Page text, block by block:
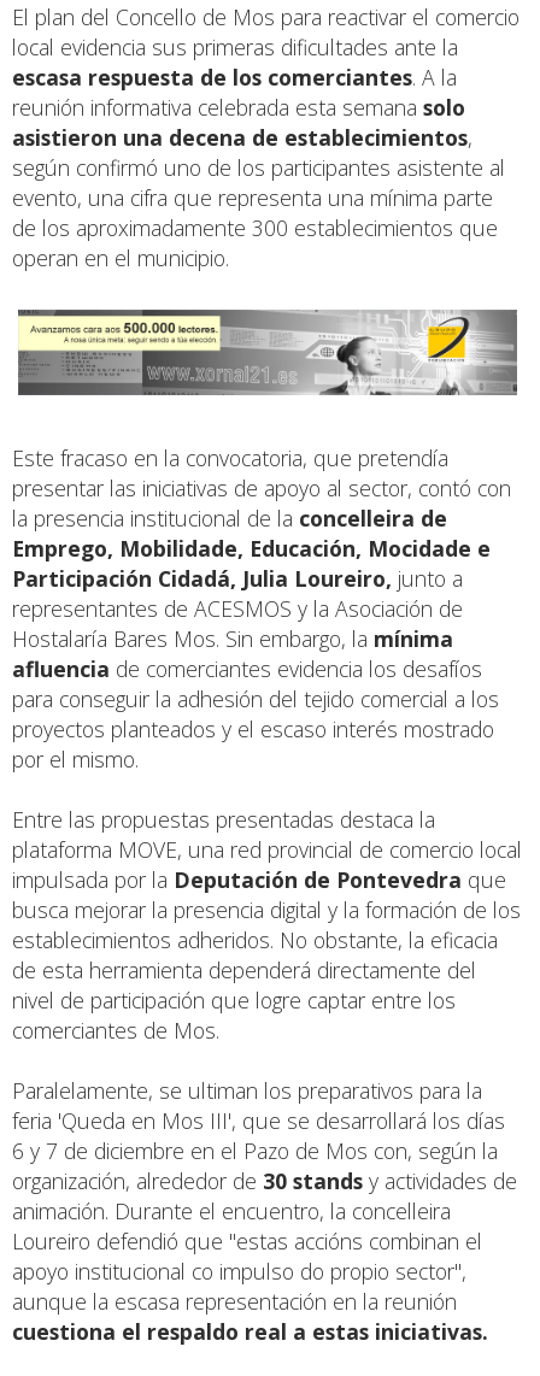
El plan del Concello de Mos para reactivar el comercio
local evidencia sus primeras dificultades ante la
escasa respuesta de los comerciantes. A la
reunión informativa celebrada esta semana solo
asistieron una decena de establecimientos,
según confirmó uno de los participantes asistente al
evento, una cifra que representa una mínima parte
de los aproximadamente 300 establecimientos que
operan en el municipio.
Este fracaso en la convocatoria, que pretendía
presentar las iniciativas de apoyo al sector, contó con
la presencia institucional de la concelleira de
Emprego, Mobilidade, Educación, Mocidade e
Participación Cidadá, Julia Loureiro, junto a
representantes de ACESMOS y la Asociación de
Hostalaría Bares Mos. Sin embargo, la mínima
afluencia de comerciantes evidencia los desafíos
para conseguir la adhesión del tejido comercial a los
proyectos planteados y el escaso interés mostrado
por el mismo.
Entre las propuestas presentadas destaca la
plataforma MOVE, una red provincial de comercio local
impulsada por la Deputación de Pontevedra que
busca mejorar la presencia digital y la formación de los
establecimientos adheridos. No obstante, la eficacia
de esta herramienta dependerá directamente del
nivel de participación que logre captar entre los
comerciantes de Mos.
Paralelamente, se ultiman los preparativos para la
feria 'Queda en Mos III', que se desarrollará los días
6 y 7 de diciembre en el Pazo de Mos con, según la
organización, alrededor de 30 stands y actividades de
animación. Durante el encuentro, la concelleira
Loureiro defendió que "estas accións combinan el
apoyo institucional co impulso do propio sector",
aunque la escasa representación en la reunión
cuestiona el respaldo real a estas iniciativas.